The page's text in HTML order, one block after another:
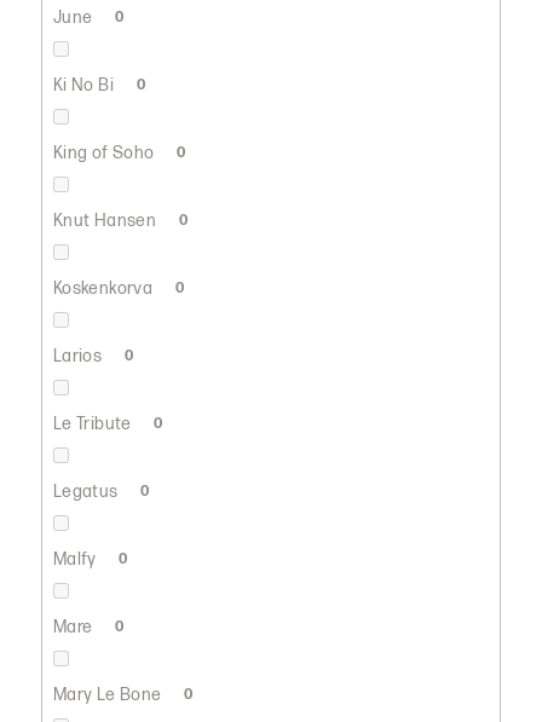
June 0
Ki No Bi 0
King of Soho 0
Knut Hansen 0
Koskenkorva 0
Larios 0
Le Tribute 0
Legatus 0
Malfy 0
Mare 0
Mary Le Bone 0